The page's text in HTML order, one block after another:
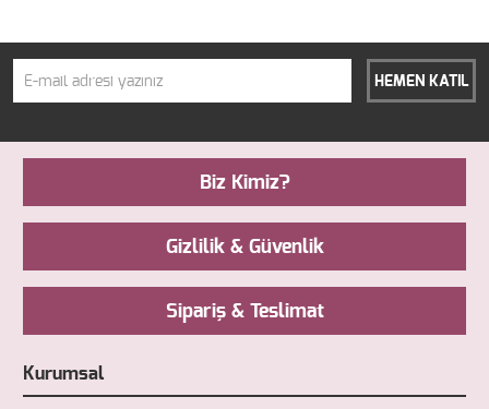
HEMEN KATIL
Biz Kimiz?
Gizlilik & Güvenlik
Sipariş & Teslimat
Kurumsal